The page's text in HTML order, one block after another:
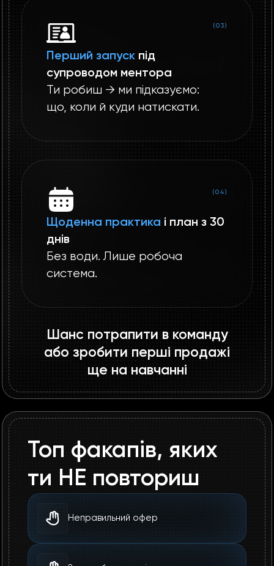
(03)
Перший запуск під
супроводом ментора
Ти робиш → ми підказуємо:
що, коли й куди натискати.
(04)
Щоденна практика і план з 30
днів
Без води. Лише робоча
система.
Шанс потрапити в команду
або зробити перші продажі
ще на навчанні
Топ факапів, яких
ти НЕ повториш
Неправильний офер